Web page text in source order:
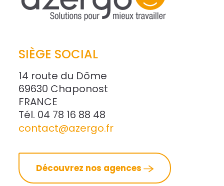
SIÈGE SOCIAL
14 route du Dôme
69630 Chaponost
FRANCE
Tél. 04 78 16 88 48
contact@azergo.fr
Découvrez nos agences